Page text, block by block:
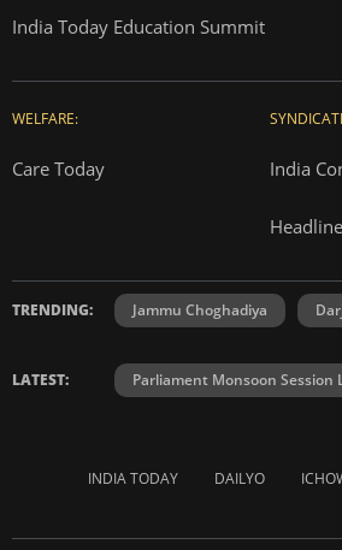
India Today Education Summit
WELFARE:
Care Today India
TRENDING: Jammu Choghadiya
LATEST: Parliament Monsoon Session
INDIA TODAY DAILYO